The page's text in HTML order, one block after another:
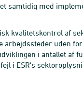
samtidig med
kvalitetskontrol af
arbejdssteder uden
i antallet af
i ESR's